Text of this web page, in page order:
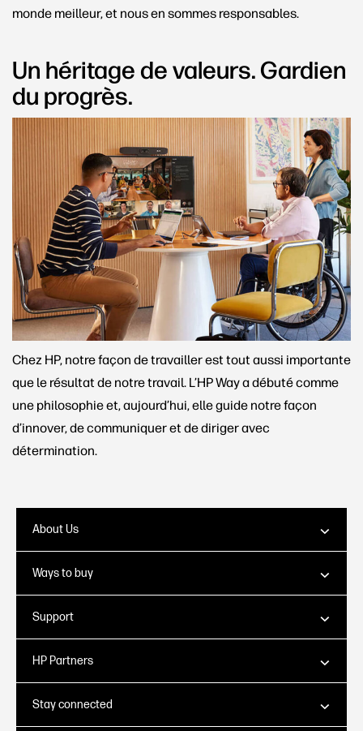
monde meilleur, et nous en sommes responsables.
Un héritage de valeurs. Gardien
du progrès.
Chez HP, notre façon de travailler est tout aussi importante
que le résultat de notre travail. L’HP Way a débuté comme
une philosophie et, aujourd’hui, elle guide notre façon
d’innover, de communiquer et de diriger avec
détermination.
About Us
Ways to buy
Support
HP Partners
Stay connected